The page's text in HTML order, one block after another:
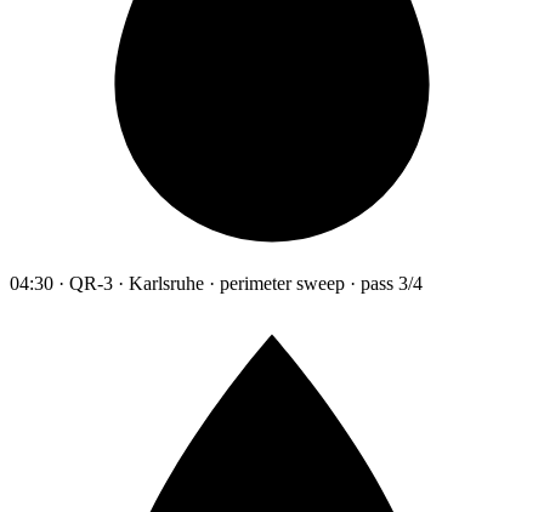
04:30 · QR-3 · Karlsruhe · perimeter sweep · pass 3/4